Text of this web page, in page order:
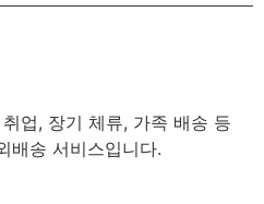
업, 장기 체류, 가족 배송 등
배송 서비스입니다.